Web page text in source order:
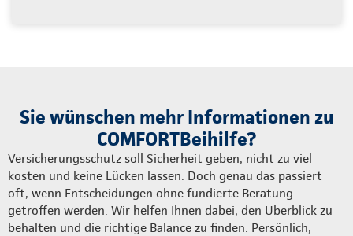
Sie wünschen mehr Informationen zu
COMFORTBeihilfe?
Versicherungsschutz soll Sicherheit geben, nicht zu viel
kosten und keine Lücken lassen. Doch genau das passiert
oft, wenn Entscheidungen ohne fundierte Beratung
getroffen werden. Wir helfen Ihnen dabei, den Überblick zu
behalten und die richtige Balance zu finden. Persönlich,